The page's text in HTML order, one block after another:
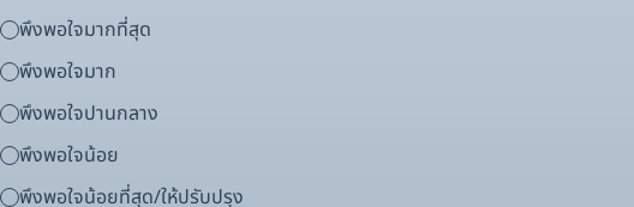
พึงพอใจมากที่สุด
พึงพอใจมาก
พึงพอใจปานกลาง
พึงพอใจน้อย
พึงพอใจน้อยที่สุด/ให้ปรับปรุง